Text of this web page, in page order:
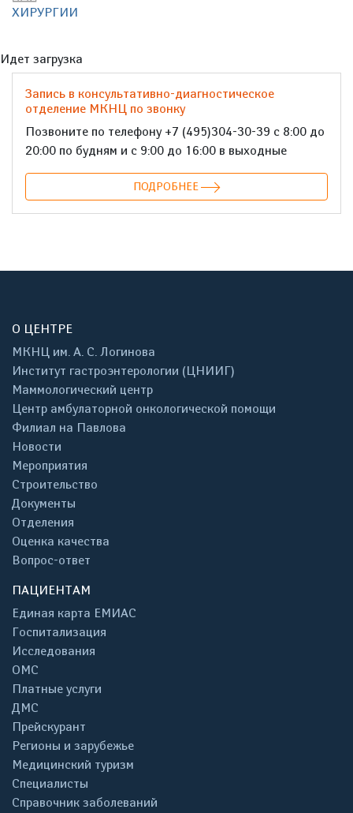
ХИРУРГИИ
Идет загрузка
Запись в консультативно-диагностическое
отделение МКНЦ по звонку
Позвоните по телефону +7 (495)304-30-39 с 8:00 до
20:00 по будням и с 9:00 до 16:00 в выходные
ПОДРОБНЕЕ
О ЦЕНТРЕ
МКНЦ им. А. С. Логинова
Институт гастроэнтерологии (ЦНИИГ)
Маммологический центр
Центр амбулаторной онкологической помощи
Филиал на Павлова
Новости
Мероприятия
Строительство
Документы
Отделения
Оценка качества
Вопрос-ответ
ПАЦИЕНТАМ
Единая карта ЕМИАС
Госпитализация
Исследования
ОМС
Платные услуги
ДМС
Прейскурант
Регионы и зарубежье
Медицинский туризм
Специалисты
Справочник заболеваний